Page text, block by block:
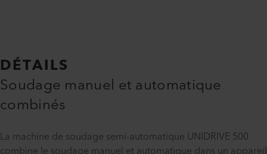
DÉTAILS
Soudage manuel et automatique
combinés
La machine de soudage semi-automatique UNIDRIVE 500